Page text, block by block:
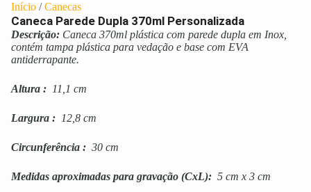
Início /Canecas
Caneca Parede Dupla 370ml Personalizada
Descrição: Caneca 370ml plástica com parede dupla em Inox,
contém tampa plástica para vedação e base com EVA
antiderrapante.
Altura : 11,1 cm
Largura : 12,8 cm
Circunferência : 30 cm
Medidas aproximadas para gravação (CxL): 5 cm x 3 cm